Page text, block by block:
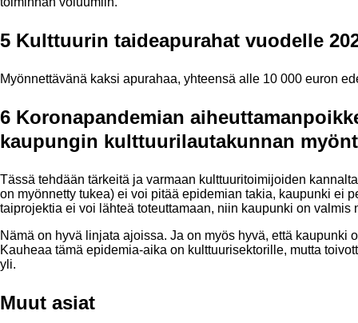
5 Kulttuurin taideapurahat vuodelle
Myönnettävänä kaksi apurahaa, yhteensä alle 10 000 euron
6 Koronapandemian
kaupungin kulttuurilautakunnan
Tässä tehdään tärkeitä ja varmaan kulttuuritoimijoiden
on myönnetty tukea) ei voi pitää epidemian takia, kaupunki ei
taiprojektia ei voi lähteä toteuttamaan, niin kaupunki on
Nämä on hyvä linjata ajoissa. Ja on myös hyvä, että kaupunki
Kauheaa tämä epidemia-aika on kulttuurisektorille, mutta
yli.
Muut asiat